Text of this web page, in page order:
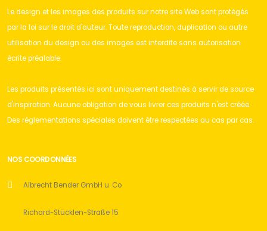
Le design et les images des produits sur notre site Web sont protégés
par la loi sur le droit d'auteur. Toute reproduction, duplication ou autre
utilisation du design ou des images est interdite sans autorisation
écrite préalable.
Les produits présentés ici sont uniquement destinés à servir de source
d'inspiration. Aucune obligation de vous livrer ces produits n'est créée.
Des réglementations spéciales doivent être respectées au cas par cas.
NOS COORDONNÉES
Albrecht Bender GmbH u. Co
Richard-Stücklen-Straße 15